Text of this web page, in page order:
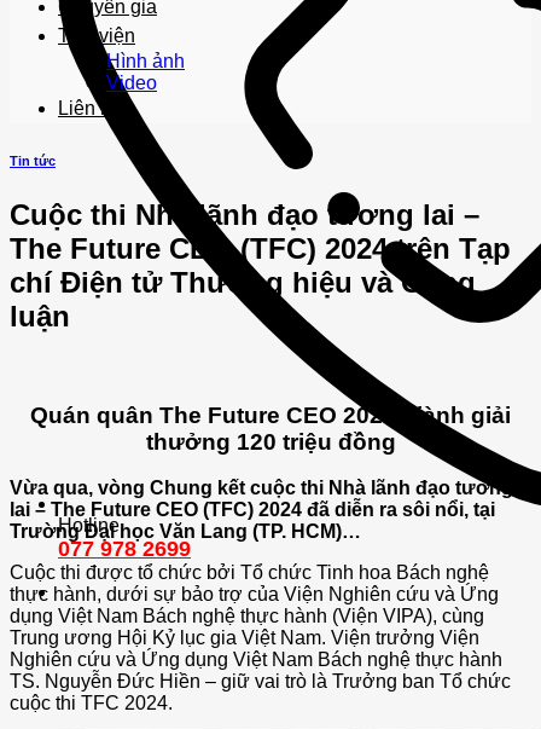
Hotline
077 978 2699
Chuyên gia
Thư viện
Hình ảnh
Video
Liên hệ
Tin tức
Cuộc thi Nhà lãnh đạo tương lai –
The Future CEO (TFC) 2024 trên Tạp
chí Điện tử Thương hiệu và Công
luận
Quán quân The Future CEO 2024 giành giải
thưởng 120 triệu đồng
Vừa qua, vòng Chung kết cuộc thi Nhà lãnh đạo tương
lai – The Future CEO (TFC) 2024 đã diễn ra sôi nổi, tại
Trường Đại học Văn Lang (TP. HCM)…
Cuộc thi được tổ chức bởi Tổ chức Tinh hoa Bách nghệ
thực hành, dưới sự bảo trợ của Viện Nghiên cứu và Ứng
dụng Việt Nam Bách nghệ thực hành (Viện VIPA), cùng
Trung ương Hội Kỷ lục gia Việt Nam. Viện trưởng Viện
Nghiên cứu và Ứng dụng Việt Nam Bách nghệ thực hành
TS. Nguyễn Đức Hiền – giữ vai trò là Trưởng ban Tổ chức
cuộc thi TFC 2024.